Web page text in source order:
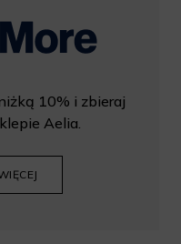
10% i zbieraj
Aelia.